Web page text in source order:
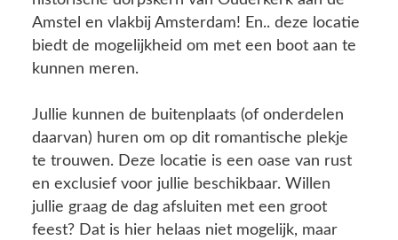
Amstel en vlakbij Amsterdam! En.. deze locatie
biedt de mogelijkheid om met een boot aan te
kunnen meren.
Jullie kunnen de buitenplaats (of onderdelen
daarvan) huren om op dit romantische plekje
te trouwen. Deze locatie is een oase van rust
en exclusief voor jullie beschikbaar. Willen
jullie graag de dag afsluiten met een groot
feest? Dat is hier helaas niet mogelijk, maar